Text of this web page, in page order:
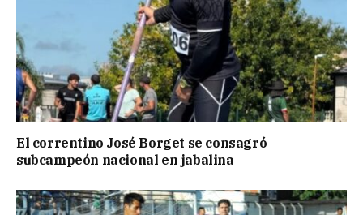
El correntino José Borget se consagró
subcampeón nacional en jabalina